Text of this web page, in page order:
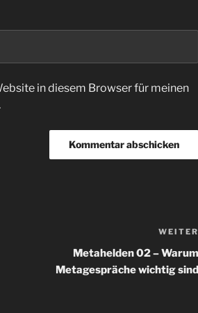
in diesem Browser für meinen
WEITER
Metahelden 02 – Warum
Metagespräche wichtig sind